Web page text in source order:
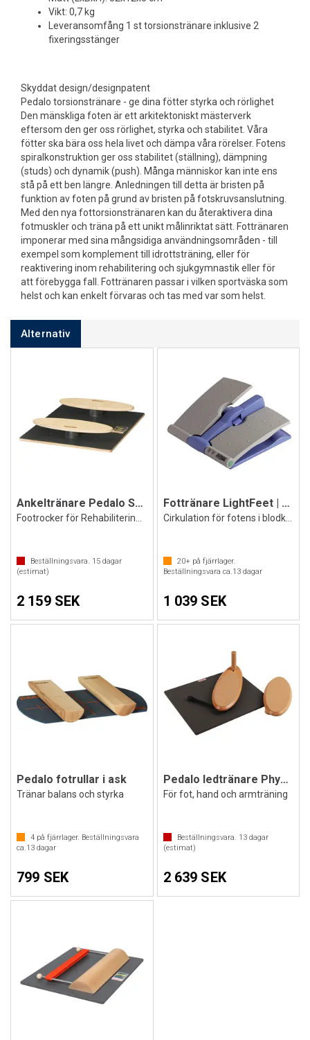
Vikt: 0,7 kg
Leveransomfång 1 st torsionstränare inklusive 2
fixeringsstänger
Skyddat design/designpatent
Pedalo torsionstränare - ge dina fötter styrka och rörlighet
Den mänskliga foten är ett arkitektoniskt mästerverk
eftersom den ger oss rörlighet, styrka och stabilitet. Våra
fötter ska bära oss hela livet och dämpa våra rörelser. Fotens
spiralkonstruktion ger oss stabilitet (ställning), dämpning
(studs) och dynamik (push). Många människor kan inte ens
stå på ett ben längre. Anledningen till detta är bristen på
funktion av foten på grund av bristen på fotskruvsanslutning.
Med den nya fottorsionstränaren kan du återaktivera dina
fotmuskler och träna på ett unikt målinriktat sätt. Fottränaren
imponerar med sina mångsidiga användningsområden - till
exempel som komplement till idrottsträning, eller för
reaktivering inom rehabilitering och sjukgymnastik eller för
att förebygga fall. Fottränaren passar i vilken sportväska som
helst och kan enkelt förvaras och tas med var som helst.
Alternativ
Ankeltränare Pedalo S5 Kreisel
Beställningsvara. 15 dagar
(estimat)
2 159 SEK
Fottränare LightFeet | Foot rocker
Cirkulation för fotens i blodkärl
20+på fjärrlager.
Beställningsvara ca.13dagar
1 039 SEK
Pedalo fotrullar i ask
Tränar balans och styrka
4 på fjärrlager. Beställningsvara
ca.13 dagar
799 SEK
Pedalo ledtränare PhysioFlip
För fot, hand och armträning
Beställningsvara. 13dagar
(estimat)
2 639 SEK